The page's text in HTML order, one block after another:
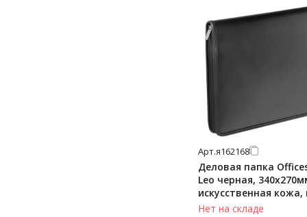
Арт.я162168
Деловая папка
Leo черная,
искусственная кожа,
молнии
Нет на складе